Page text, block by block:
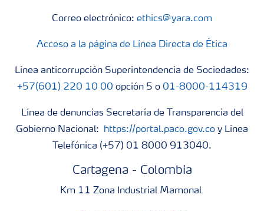
Correo electrónico: ethics@yara.com
Acceso a la página de Línea Directa de Ética
Línea anticorrupción Superintendencia de Sociedades:
+57(601) 220 10 00 opción 5 o 01-8000-114319
Línea de denuncias Secretaría de Transparencia del
Gobierno Nacional:
https://portal.paco.gov.co y Línea
Telefónica (+57) 01 8000 913040.
Cartagena - Colombia
Km 11 Zona Industrial Mamonal